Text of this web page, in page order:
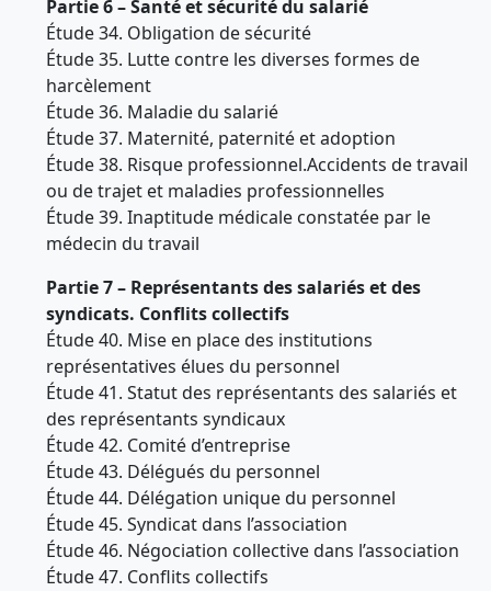
Partie 6 – Santé et sécurité du salarié
Étude 34. Obligation de sécurité
Étude 35. Lutte contre les diverses formes de
harcèlement
Étude 36. Maladie du salarié
Étude 37. Maternité, paternité et adoption
Étude 38. Risque professionnel.Accidents de travail
ou de trajet et maladies professionnelles
Étude 39. Inaptitude médicale constatée par le
médecin du travail
Partie 7 – Représentants des salariés et des
syndicats. Conflits collectifs
Étude 40. Mise en place des institutions
représentatives élues du personnel
Étude 41. Statut des représentants des salariés et
des représentants syndicaux
Étude 42. Comité d’entreprise
Étude 43. Délégués du personnel
Étude 44. Délégation unique du personnel
Étude 45. Syndicat dans l’association
Étude 46. Négociation collective dans l’association
Étude 47. Conflits collectifs